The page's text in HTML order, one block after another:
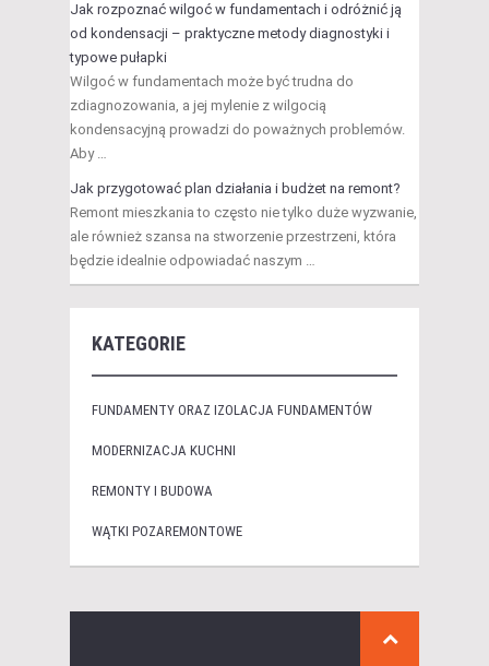
Jak rozpoznać wilgoć w fundamentach i odróżnić ją
od kondensacji – praktyczne metody diagnostyki i
typowe pułapki
Wilgoć w fundamentach może być trudna do
zdiagnozowania, a jej mylenie z wilgocią
kondensacyjną prowadzi do poważnych problemów.
Aby …
Jak przygotować plan działania i budżet na remont?
Remont mieszkania to często nie tylko duże wyzwanie,
ale również szansa na stworzenie przestrzeni, która
będzie idealnie odpowiadać naszym …
KATEGORIE
FUNDAMENTY ORAZ IZOLACJA FUNDAMENTÓW
MODERNIZACJA KUCHNI
REMONTY I BUDOWA
WĄTKI POZAREMONTOWE